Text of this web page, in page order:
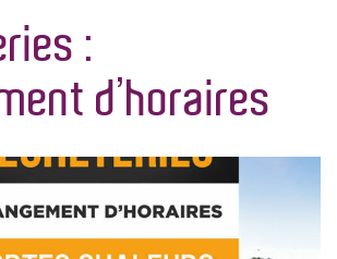
:
d’horaires